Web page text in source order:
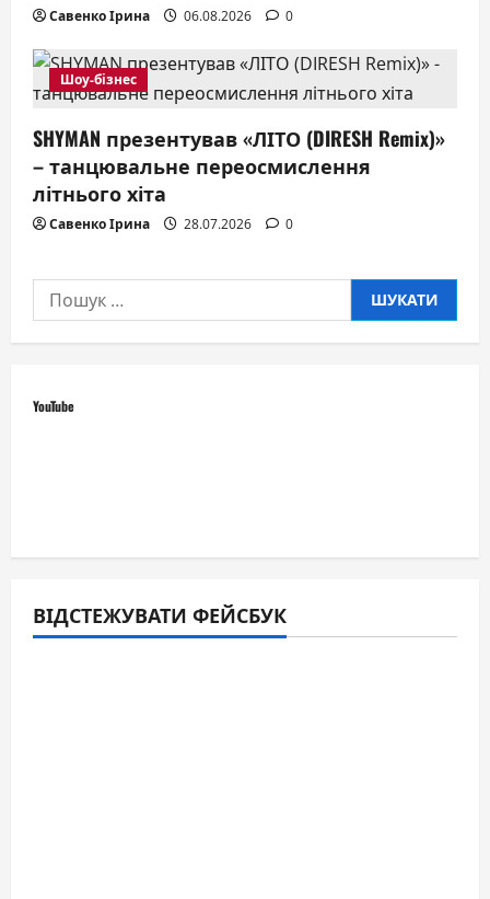
Савенко Ірина 06.08.2026 0
Шоу-бізнес
SHYMAN презентував «ЛІТО (DIRESH Remix)»
– танцювальне переосмислення
літнього хіта
Савенко Ірина 28.07.2026 0
Пошук:
YouTube
ВІДСТЕЖУВАТИ ФЕЙСБУК